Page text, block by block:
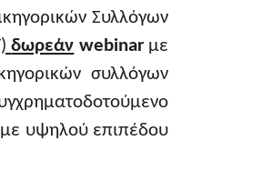
Συλλόγων
δωρεάν webinar με
συλλόγων
υψηλού επιπέδου